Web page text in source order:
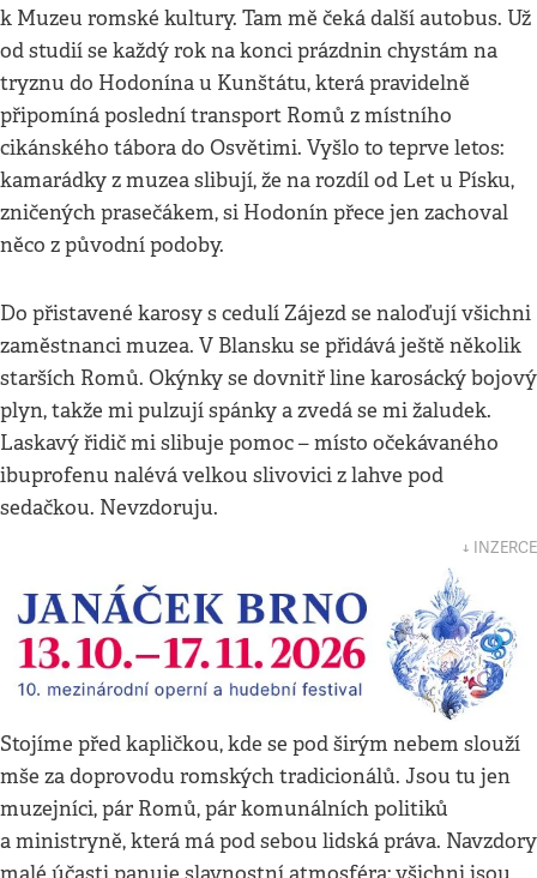
k Muzeu romské kultury. Tam mě čeká další autobus. Už
od studií se každý rok na konci prázdnin chystám na
tryznu do Hodonína u Kunštátu, která pravidelně
připomíná poslední transport Romů z místního
cikánského tábora do Osvětimi. Vyšlo to teprve letos:
kamarádky z muzea slibují, že na rozdíl od Let u Písku,
zničených prasečákem, si Hodonín přece jen zachoval
něco z původní podoby.
Do přistavené karosy s cedulí Zájezd se naloďují všichni
zaměstnanci muzea. V Blansku se přidává ještě několik
starších Romů. Okýnky se dovnitř line karosácký bojový
plyn, takže mi pulzují spánky a zvedá se mi žaludek.
Laskavý řidič mi slibuje pomoc – místo očekávaného
ibuprofenu nalévá velkou slivovici z lahve pod
sedačkou. Nevzdoruju.
↓ INZERCE
Stojíme před kapličkou, kde se pod širým nebem slouží
mše za doprovodu romských tradicionálů. Jsou tu jen
muzejníci, pár Romů, pár komunálních politiků
a ministryně, která má pod sebou lidská práva. Navzdory